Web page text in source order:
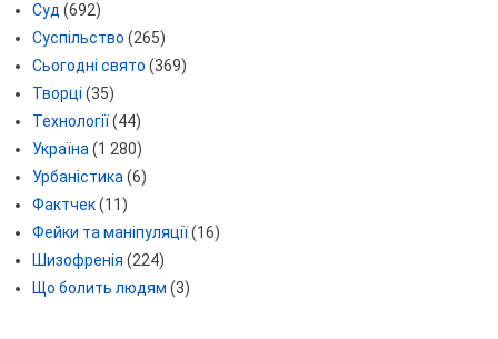
Суд (692)
Суспільство (265)
Сьогодні свято (369)
Творці (35)
Технології(44)
Україна(1 280)
Урбаністика(6)
Фактчек(11)
Фейки та маніпуляції(16)
Шизофренія (224)
Що болить людям (3)